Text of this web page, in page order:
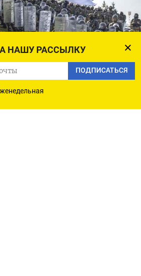
НАШУ РАССЫЛКУ
ПОДПИСАТЬСЯ
бизнеса и молодые специалисты
оппозиции и продолжают